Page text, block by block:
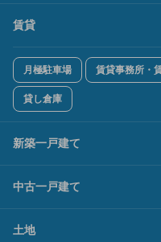
賃貸
月極駐車場 賃貸事務所・
貸し倉庫
新築一戸建て
中古一戸建て
土地